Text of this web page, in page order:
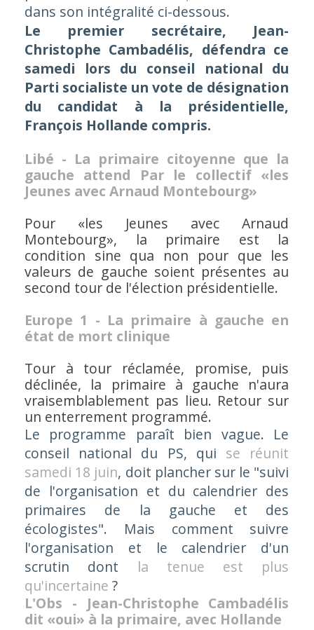
dans son intégralité ci-dessous.
Le premier secrétaire, Jean-
Christophe Cambadélis, défendra ce
samedi lors du conseil national du
Parti socialiste un vote de désignation
du candidat à la présidentielle,
François Hollande compris.
Libé - La primaire citoyenne que la
gauche attend Par le collectif «les
Jeunes avec Arnaud Montebourg»
Pour «les Jeunes avec Arnaud
Montebourg», la primaire est la
condition sine qua non pour que les
valeurs de gauche soient présentes au
second tour de l'élection présidentielle.
Europe 1 - La primaire à gauche en
état de mort clinique
Tour à tour réclamée, promise, puis
déclinée, la primaire à gauche n'aura
vraisemblablement pas lieu. Retour sur
un enterrement programmé.
Le programme paraît bien vague. Le
conseil national du PS, qui se réunit
samedi 18 juin, doit plancher sur le "suivi
de l'organisation et du calendrier des
primaires de la gauche et des
écologistes". Mais comment suivre
l'organisation et le calendrier d'un
scrutin dont la tenue est plus
qu'incertaine ?
L'Obs - Jean-Christophe Cambadélis
dit «oui» à la primaire, avec Hollande